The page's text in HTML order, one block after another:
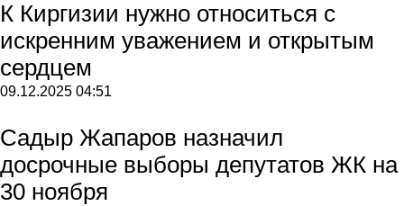
К Киргизии нужно относиться с
искренним уважением и открытым
сердцем
09.12.2025 04:51
Садыр Жапаров назначил
досрочные выборы депутатов ЖК на
30 ноября